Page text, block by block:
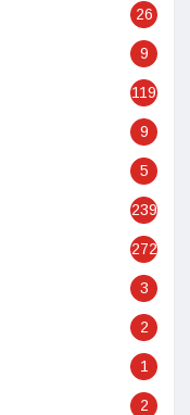
26
9
119
9
5
239
272
3
2
1
2